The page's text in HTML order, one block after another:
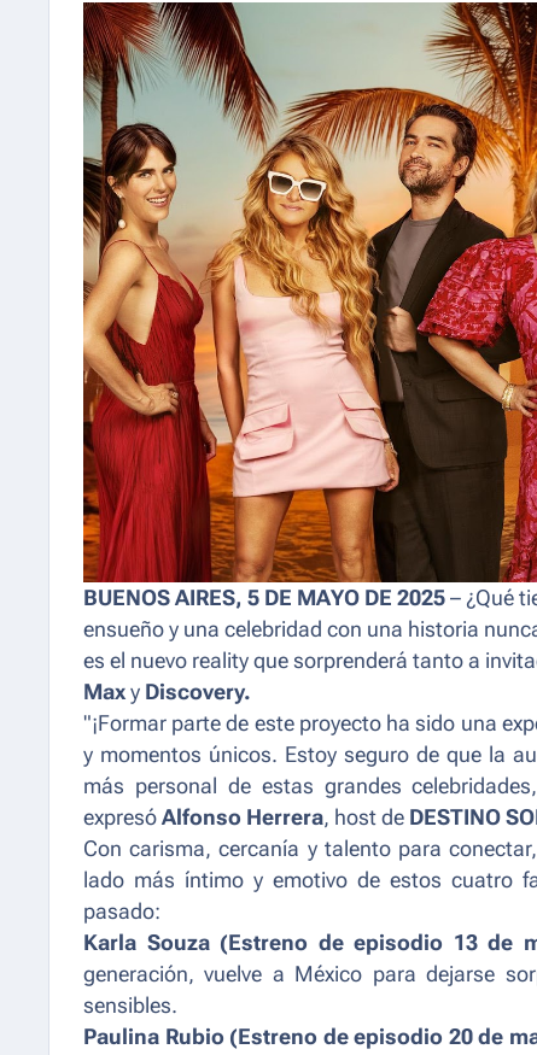
BUENOS AIRES, 5 DE MAYO DE 2025 – ¿Qué
ensueño y una celebridad con una historia
es el nuevo reality que sorprenderá tanto a
Max y Discovery.
"¡Formar parte de este proyecto ha sido una
y momentos únicos. Estoy seguro de que la
más personal de estas grandes
expresó Alfonso Herrera, host de DESTINO
Con carisma, cercanía y talento para
lado más íntimo y emotivo de estos cuatro
pasado:
Karla Souza (Estreno de episodio 13 de
generación, vuelve a México para dejarse
sensibles.
Paulina Rubio (Estreno de episodio 20 de